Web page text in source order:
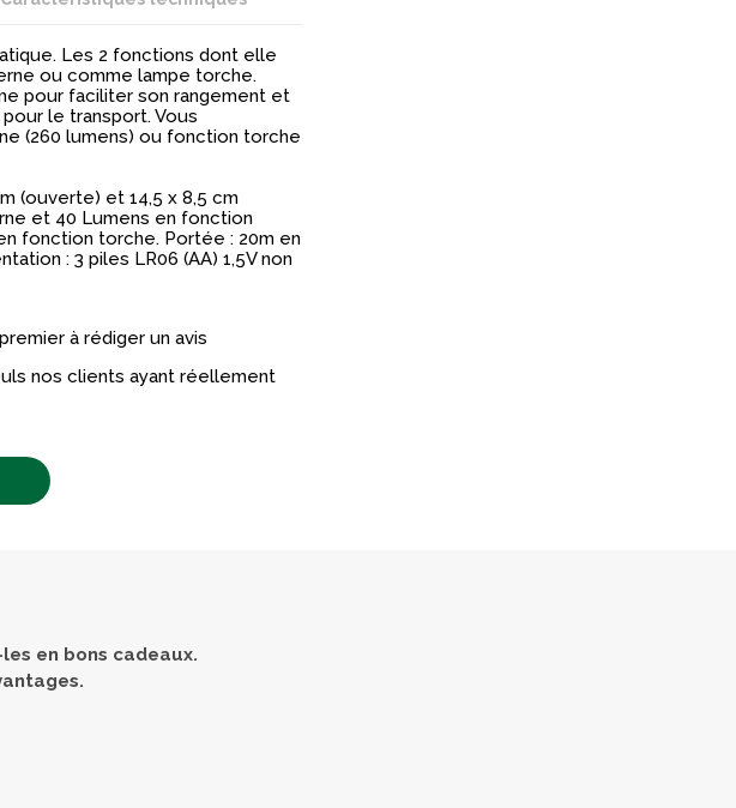
Les 2 fonctions dont elle
ou comme lampe torche.
pour faciliter son rangement et
le transport. Vous
(260 lumens) ou fonction torche
(ouverte) et 14,5 x 8,5 cm
et 40 Lumens en fonction
fonction torche. Portée : 20m en
: 3 piles LR06 (AA) 1,5V non
à rédiger un avis
nos clients ayant réellement
en bons cadeaux.